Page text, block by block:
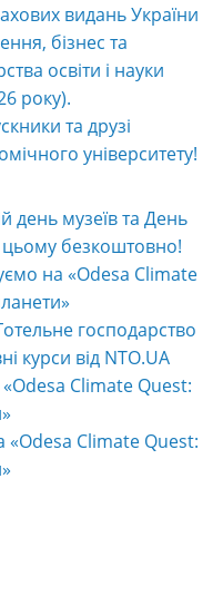
видань України
бізнес та
освіти і науки
року).
та друзі
університету!
день музеїв та День
цьому безкоштовно!
на «Odesa Climate
господарство
курси від NTO.UA
Climate Quest:
Climate Quest: